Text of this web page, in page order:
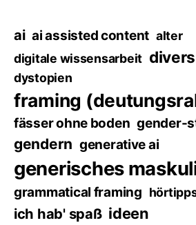
ai ai assisted content alter
digitale wissensarbeit
dystopien
framing
fässer ohne boden gender-
gendern generative ai
generisches
grammatical framing
ich hab' spaß ideen